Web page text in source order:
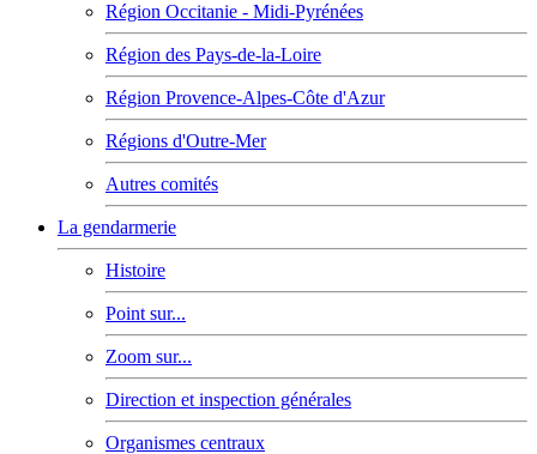
Région Occitanie - Midi-Pyrénées
Région des Pays-de-la-Loire
Région Provence-Alpes-Côte d'Azur
Régions d'Outre-Mer
Autres comités
La gendarmerie
Histoire
Point sur...
Zoom sur...
Direction et inspection générales
Organismes centraux